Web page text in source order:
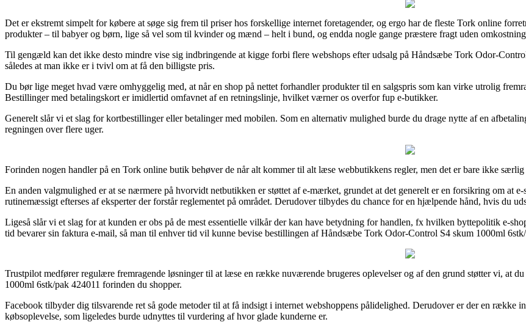
Det er ekstremt simpelt for købere at søge sig frem til priser hos forskellige internet foretagender, og ergo har de fleste Tork online
produkter – til babyer og børn, lige så vel som til kvinder og mænd – helt i bund, og endda nogle gange præstere fragt uden
Til gengæld kan det ikke desto mindre vise sig indbringende at kigge forbi flere webshops efter udsalg på Håndsæbe Tork Odor-
således at man ikke er i tvivl om at få den billigste pris.
Du bør lige meget hvad være omhyggelig med, at når en shop på nettet forhandler produkter til en salgspris som kan virke utrolig
Bestillinger med betalingskort er imidlertid omfavnet af en retningslinje, hvilket værner os overfor fup e-butikker.
Generelt slår vi et slag for kortbestillinger eller betalinger med mobilen. Som en alternativ mulighed burde du drage nytte af en
regningen over flere uger.
Forinden nogen handler på en Tork online butik behøver de når alt kommer til alt læse webbutikkens regler, men det er bare ikke særlig
En anden valgmulighed er at se nærmere på hvorvidt netbutikken er støttet af e-mærket, grundet at det generelt er en forsikring om at
rutinemæssigt efterses af eksperter der forstår reglementet på området. Derudover tilbydes du chance for en hjælpende hånd, hvis du
Ligeså slår vi et slag for at kunden er obs på de mest essentielle vilkår der kan have betydning for handlen, fx hvilken byttepolitik e-
tid bevarer sin faktura e-mail, så man til enhver tid vil kunne bevise bestillingen af Håndsæbe Tork Odor-Control S4 skum 1000ml
Trustpilot medfører regulære fremragende løsninger til at læse en række nuværende brugeres oplevelser og af den grund støtter vi, at
1000ml 6stk/pak 424011 forinden du shopper.
Facebook tilbyder dig tilsvarende ret så gode metoder til at få indsigt i internet webshoppens pålidelighed. Derudover er der en række
købsoplevelse, som ligeledes burde udnyttes til vurdering af hvor glade kunderne er.